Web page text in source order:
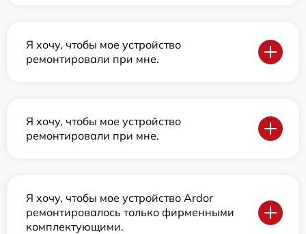
Я хочу, чтобы мое устройство
ремонтировали при мне.
Я хочу, чтобы мое устройство
ремонтировали при мне.
Я хочу, чтобы мое устройство Ardor
ремонтировалось только фирменными
комплектующими.